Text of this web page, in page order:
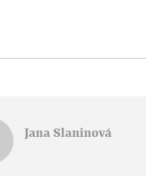
Jana Slaninová